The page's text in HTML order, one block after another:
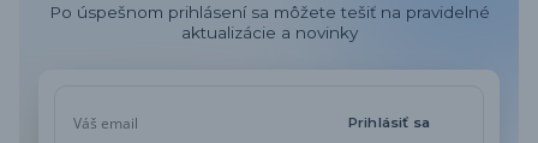
Po úspešnom prihlásení sa môžete tešiť na pravidelné
aktualizácie a novinky
Prihlásiť sa